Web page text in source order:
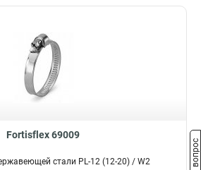
Fortisflex 69009
стали PL-12 (12-20) / W2